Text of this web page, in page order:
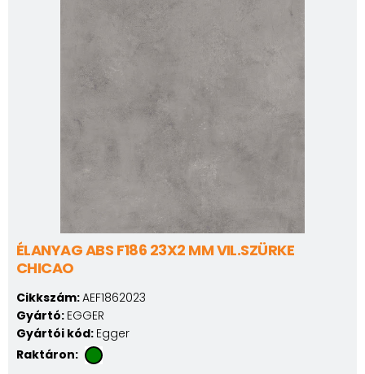
ÉLANYAG ABS F186 23X2 MM VIL.SZÜRKE
CHICAO
Cikkszám:AEF1862023
Gyártó: EGGER
Gyártói kód: Egger
Raktáron: